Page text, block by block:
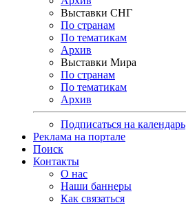
Выставки СНГ
По странам
По тематикам
Архив
Выставки Мира
По странам
По тематикам
Архив
Подписаться на календарь
Реклама на портале
Поиск
Контакты
О нас
Наши баннеры
Как связаться